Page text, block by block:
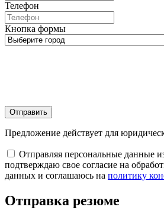
Телефон
Кнопка формы
Отправить
Предложение действует для
Отправляя персональные данные
подтверждаю свое согласие на
данных и соглашаюсь на политику
Отправка резюме